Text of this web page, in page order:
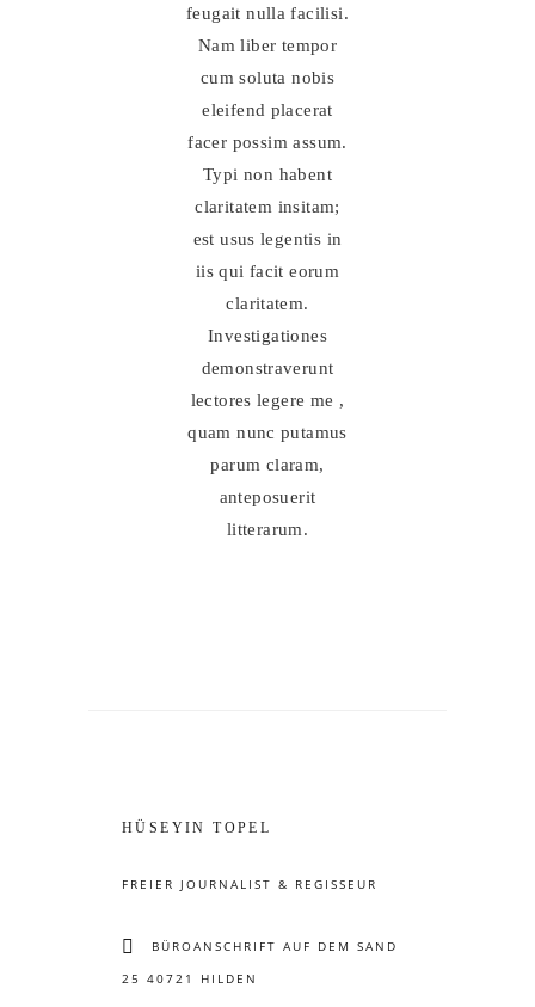
feugait nulla facilisi.
Nam liber tempor
cum soluta nobis
eleifend placerat
facer possim assum.
Typi non habent
claritatem insitam;
est usus legentis in
iis qui facit eorum
claritatem.
Investigationes
demonstraverunt
lectores legere me ,
quam nunc putamus
parum claram,
anteposuerit
litterarum.
HÜSEYIN TOPEL
FREIER JOURNALIST & REGISSEUR
BÜROANSCHRIFT AUF DEM SAND
25 40721 HILDEN